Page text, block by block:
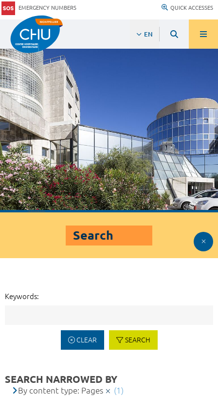
EMERGENCY NUMBERS QUICK ACCESSES
EN
Search
Keywords:
CLEAR SEARCH
SEARCH NARROWED BY
By content type: Pages
(1)